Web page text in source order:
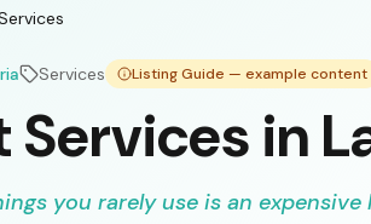
Services Listing Guide — example content
Services in
you rarely use is an